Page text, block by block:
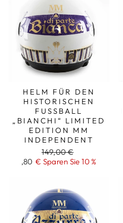
HELM FÜR DEN
HISTORISCHEN
FUSSBALL „
BIANCHI“ LIMITED E
DITION MM I
NDEPENDENT
Regulärer
Preis
149,00 €
Aktionspreis
,80 € Sparen Sie 10 %